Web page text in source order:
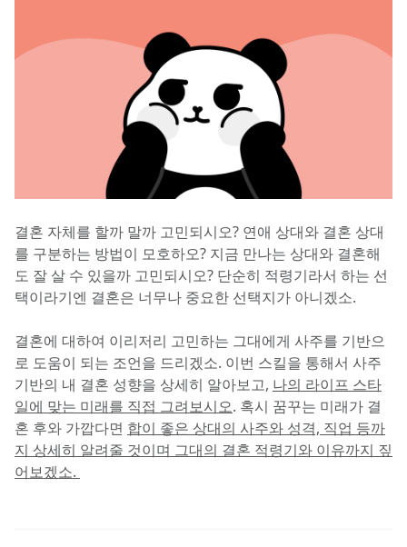
결혼 자체를 할까 말까 고민되시오? 연애 상대와 결혼 상대
를 구분하는 방법이 모호하오? 지금 만나는 상대와 결혼해
도 잘 살 수 있을까 고민되시오? 단순히 적령기라서 하는 선
택이라기엔 결혼은 너무나 중요한 선택지가 아니겠소.
결혼에 대하여 이리저리 고민하는 그대에게 사주를 기반으
로 도움이 되는 조언을 드리겠소. 이번 스킬을 통해서 사주
기반의 내 결혼 성향을 상세히 알아보고, 나의 라이프 스타
일에 맞는 미래를 직접 그려보시오. 혹시 꿈꾸는 미래가 결
혼 후와 가깝다면 합이 좋은 상대의 사주와 성격, 직업 등까
지 상세히 알려줄 것이며 그대의 결혼 적령기와 이유까지 짚
어보겠소.